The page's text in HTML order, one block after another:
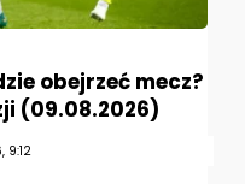
obejrzeć mecz?
(09.08.2026)
9:12